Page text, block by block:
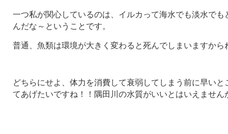
一つ私が関心しているのは、イルカって海水でも淡水でも
んだな～ということです。
普通、魚類は環境が大きく変わると死んでしまいますから
どちらにせよ、体力を消費して衰弱してしまう前に早いと
てあげたいですね！！隅田川の水質がいいとはいえません